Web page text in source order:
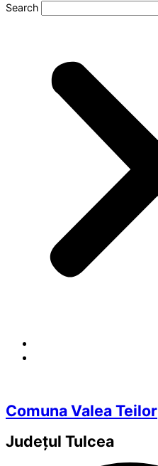
Search
Comuna Valea Teilor
Județul Tulcea